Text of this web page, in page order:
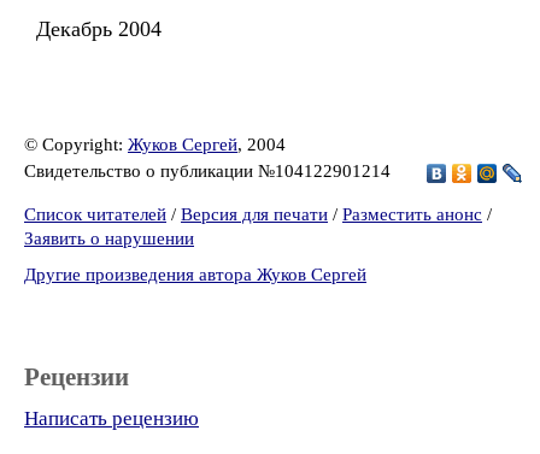
Декабрь 2004
© Copyright: Жуков Сергей, 2004
Свидетельство о публикации №104122901214
Список читателей / Версия для печати / Разместить анонс /
Заявить о нарушении
Другие произведения автора Жуков Сергей
Рецензии
Написать рецензию